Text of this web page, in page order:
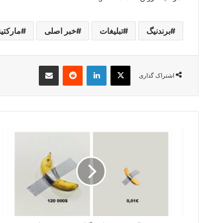
برندنیگ تبلیغات خبر اصلی
اشتراک گذاری
X لینکدین ‫رددیت اشتراک گذاری از طریق ایمیل